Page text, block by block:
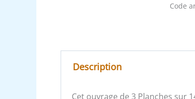
Code
Description
Cet ouvrage de 3 Planches sur